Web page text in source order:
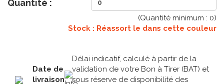
Quantité :
(Quantité minimum : 0)
Stock : Réassort le dans cette couleur
Date de
livraison
Délai indicatif, calculé à partir de la
validation de votre Bon à Tirer (BAT) et
sous réserve de disponibilité des